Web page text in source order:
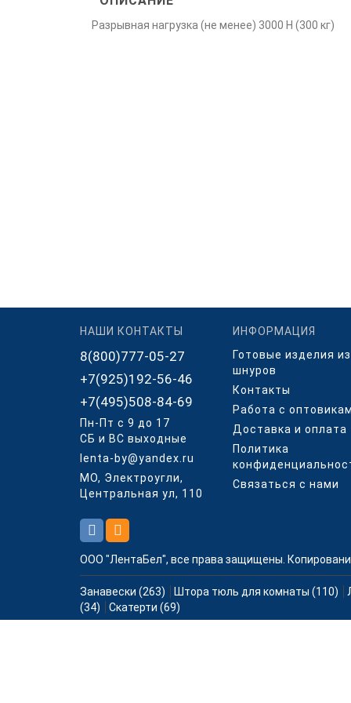
Разрывная нагрузка (не менее) 3000 Н (300 кг)
НАШИ КОНТАКТЫ
8(800)777-05-27
+7(925)192-56-46
+7(495)508-84-69
Пн-Пт с 9 до 17
СБ и ВС выходные
lenta-by@yandex.ru
МО, Электроугли,
Центральная ул, 110
ИНФОРМАЦИЯ
Готовые изделия из
шнуров
Контакты
Работа с
Доставка и оплата
Политика
Связаться с нами
ООО "ЛентаБел", все права защищены.
Занавески (263) Штора тюль для комнаты (110)
(34)
Скатерти (69)